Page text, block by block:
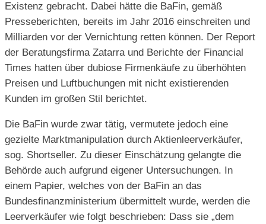
Existenz gebracht. Dabei hätte die BaFin, gemäß
Presseberichten, bereits im Jahr 2016 einschreiten und
Milliarden vor der Vernichtung retten können. Der Report
der Beratungsfirma Zatarra und Berichte der Financial
Times hatten über dubiose Firmenkäufe zu überhöhten
Preisen und Luftbuchungen mit nicht existierenden
Kunden im großen Stil berichtet.
Die BaFin wurde zwar tätig, vermutete jedoch eine
gezielte Marktmanipulation durch Aktienleerverkäufer,
sog. Shortseller. Zu dieser Einschätzung gelangte die
Behörde auch aufgrund eigener Untersuchungen. In
einem Papier, welches von der BaFin an das
Bundesfinanzministerium übermittelt wurde, werden die
Leerverkäufer wie folgt beschrieben: Dass sie „dem